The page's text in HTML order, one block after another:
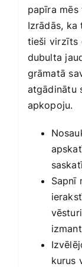
papīra
Izrādās,
tieši virzīts
dubulta
grāmatā
atgādinātu
apkopoju.
Sapnī
kurus